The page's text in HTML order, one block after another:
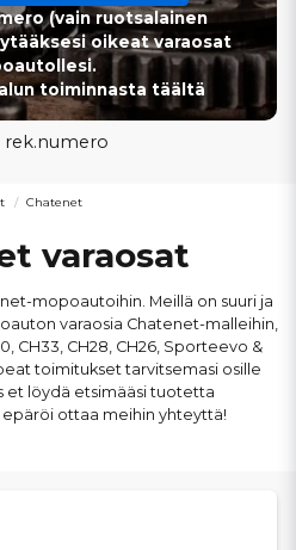
(vain ruotsalainen
oikeat varaosat
toiminnasta täältä
rek.numero
Chatenet
varaosat
mopoautoihin. Meillä on suuri ja
varaosia Chatenet-malleihin,
CH33, CH28, CH26, Sporteevo &
toimitukset tarvitsemasi osille
et löydä etsimääsi tuotetta
ottaa meihin yhteyttä!